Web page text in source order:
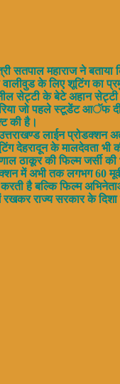
सतपाल महाराज ने
वालीवुड के लिए शूटिंग का
सेट्टी के बेटे अहान
जो पहले स्टूडेंट आॅफ
की है।
लाईन प्रोडक्शन
देहरादून के मालदेवता भी
ठाकूर की फिल्म जर्सी
में अभी तक लगभग 60
है बल्कि फिल्म
राज्य सरकार के दिशा